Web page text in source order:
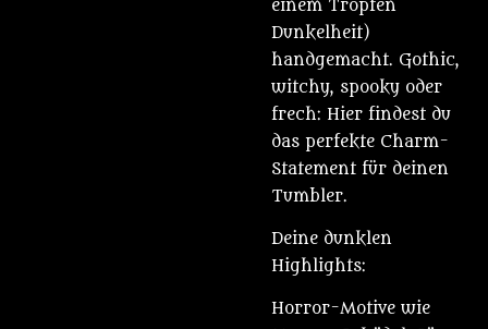
einem Tropfen
Dunkelheit)
handgemacht. Gothic,
witchy, spooky oder
frech: Hier findest du
das perfekte Charm-
Statement für deinen
Tumbler.
Deine dunklen
Highlights:
Horror-Motive wie